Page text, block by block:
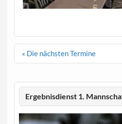
Beitragsnavigation
« Die nächsten Termine
Ergebnisdienst 1.